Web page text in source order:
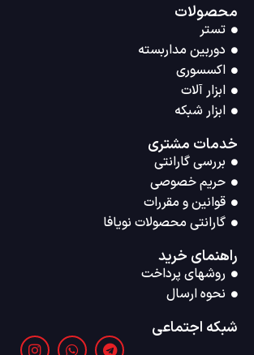
محصولات
تستر
دوربین مداربسته
اکسسوری
ابزار آلات
ابزار شبکه
خدمات مشتری
بررسی گارانتی
حریم خصوصی
قوانین و مقررات
گارانتی محصولات نویافا
راهنمای خرید
روشهای پرداخت
نحوه ارسال
شبکه اجتماعی